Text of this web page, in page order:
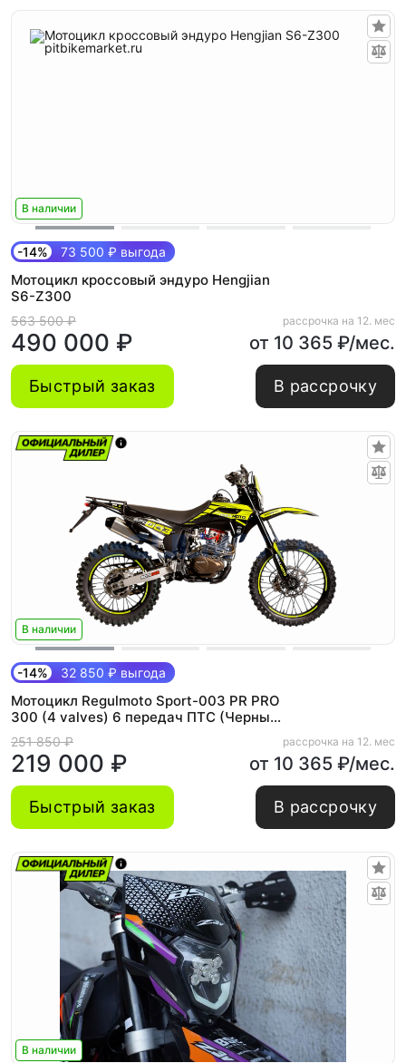
В наличии
-14% 73 500 ₽ выгода
Мотоцикл кроссовый эндуро Hengjian
S6-Z300
563 500 ₽
490 000 ₽
рассрочка на 12. мес
от 10 365 ₽/мес.
Быстрый заказ В рассрочку
В наличии
-14% 32 850 ₽ выгода
Мотоцикл Regulmoto Sport-003 PR PRO
300 (4 valves) 6 передач ПТС (Черный/
желтый)
251 850 ₽
219 000 ₽
рассрочка на 12. мес
от 10 365 ₽/мес.
Быстрый заказ В рассрочку
В наличии